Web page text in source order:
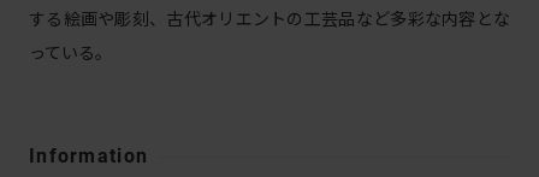
する絵画や彫刻、古代オリエントの工芸品など多彩な内容とな
っている。
Information